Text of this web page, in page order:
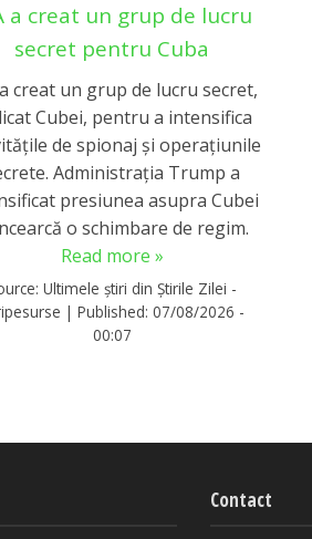
a creat un grup de lucru
secret pentru Cuba
creat un grup de lucru secret,
Cubei, pentru a intensifica
de spionaj și operațiunile
Administrația Trump a
presiunea asupra Cubei
o schimbare de regim.
Read more »
Ultimele știri din Știrile Zilei -
|Published:07/08/2026 -
00:07
Contact